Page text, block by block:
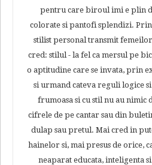
pentru care biroul imi e plin
colorate si pantofi splendizi.
stilist personal transmit
cred: stilul - la fel ca mersul pe
o aptitudine care se invata, prin
si urmand cateva reguli logice
frumoasa si cu stil nu au nimic
cifrele de pe cantar sau din
dulap sau pretul. Mai cred in
hainelor si, mai presus de orice,
neaparat educata, inteligenta